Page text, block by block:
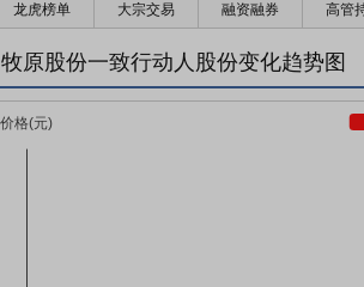
龙虎榜单 大宗交易 融资融券 高管
牧原股份一致行动人股份变化趋势图